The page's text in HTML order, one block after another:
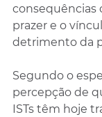
consequências
prazer e o
detrimento da
Segundo o
percepção de
ISTs têm hoje